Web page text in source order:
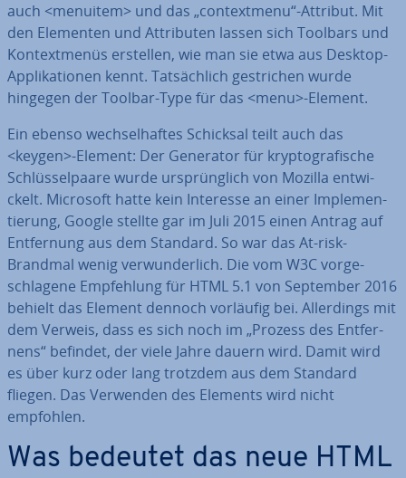
auch <menuitem> und das „con­text­me­nu“-Attribut. Mit
den Elementen und At­tri­bu­ten lassen sich Toolbars und
Kon­text­me­nüs erstellen, wie man sie etwa aus Desktop-
Ap­pli­ka­tio­nen kennt. Tat­säch­lich ge­stri­chen wurde
hingegen der Toolbar-Type für das <menu>-Element.
Ein ebenso wech­sel­haf­tes Schicksal teilt auch das
<keygen>-Element: Der Generator für kryp­to­gra­fi­sche
Schlüs­sel­paa­re wurde ur­sprüng­lich von Mozilla ent­wi­
ckelt. Microsoft hatte kein Interesse an einer Im­ple­men­
tie­rung, Google stellte gar im Juli 2015 einen Antrag auf
Ent­fer­nung aus dem Standard. So war das At-risk-
Brandmal wenig ver­wun­der­lich. Die vom W3C vor­ge­
schla­ge­ne Emp­feh­lung für HTML 5.1 von September 2016
behielt das Element dennoch vorläufig bei. Al­ler­dings mit
dem Verweis, dass es sich noch im „Prozess des Ent­fer­
nens“ befindet, der viele Jahre dauern wird. Damit wird
es über kurz oder lang trotzdem aus dem Standard
fliegen. Das Verwenden des Elements wird nicht
empfohlen.
Was bedeutet das neue HTML